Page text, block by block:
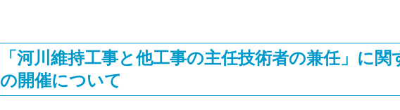
「河川維持工事と他工事の主任技術者の兼任」に関
の開催について